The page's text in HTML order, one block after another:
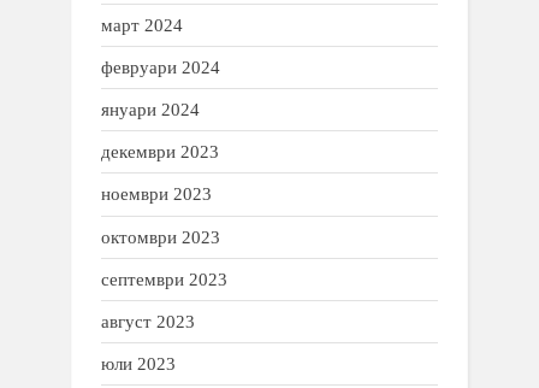
март 2024
февруари 2024
януари 2024
декември 2023
ноември 2023
октомври 2023
септември 2023
август 2023
юли 2023